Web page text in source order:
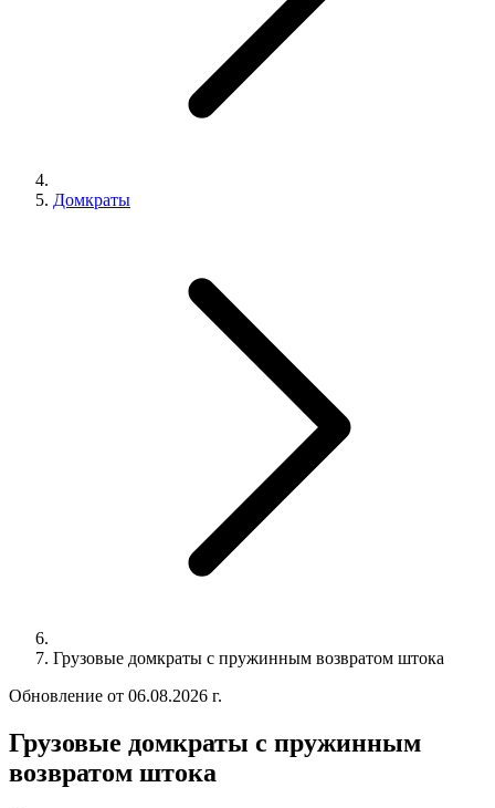
Домкраты
Грузовые домкраты с пружинным возвратом штока
Обновление от 06.08.2026 г.
Грузовые домкраты с пружинным
возвратом штока